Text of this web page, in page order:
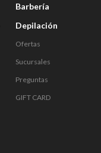
Barbería
Depilación
Ofertas
Sucursales
Preguntas
GIFT CARD